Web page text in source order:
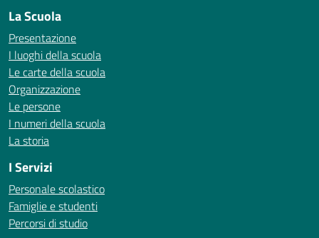
La Scuola
Presentazione
I luoghi della scuola
Le carte della scuola
Organizzazione
Le persone
I numeri della scuola
La storia
I Servizi
Personale scolastico
Famiglie e studenti
Percorsi di studio